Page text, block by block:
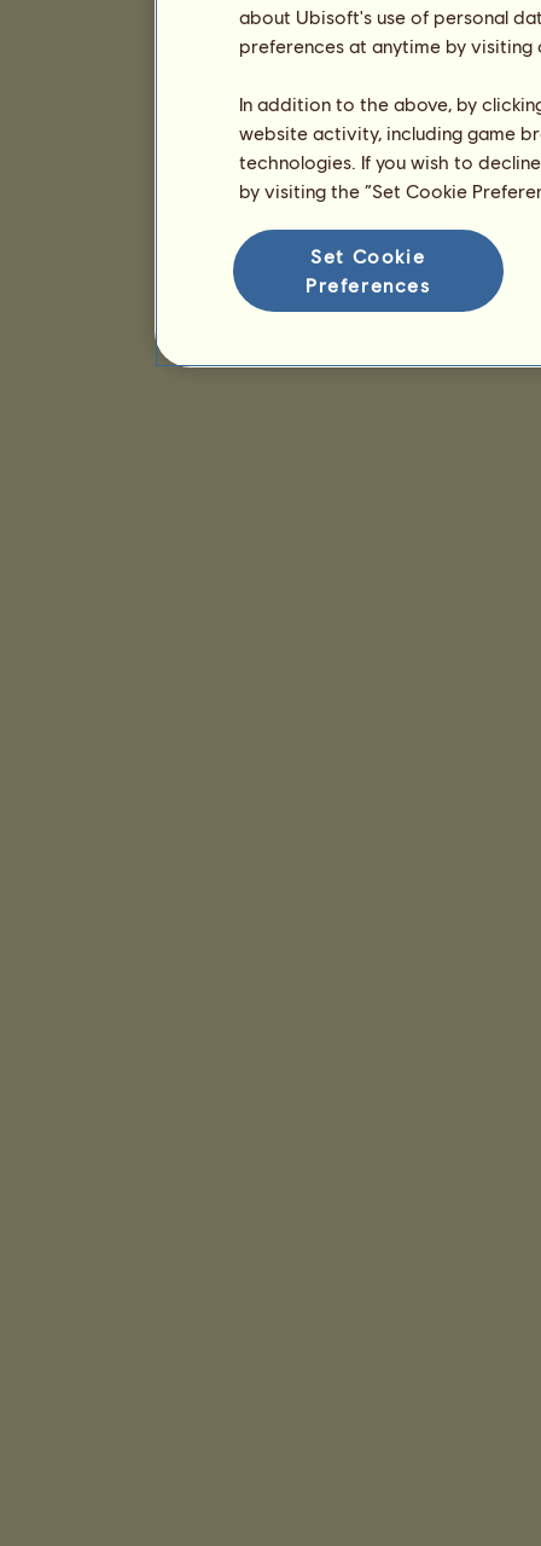
about Ubisoft's use of personal
preferences at anytime by
In addition to the above, by
website activity, including game
technologies. If you wish to
by visiting the “Set Cookie
Set Cookie
Preferences